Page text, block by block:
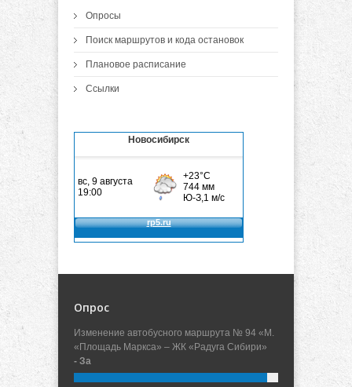
Опросы
Поиск маршрутов и кода остановок
Плановое расписание
Ссылки
Новосибирск
Опрос
Изменение автобусного маршрута № 94 «М.
«Площадь Маркса» – ЖК «Радуга Сибири»
- За